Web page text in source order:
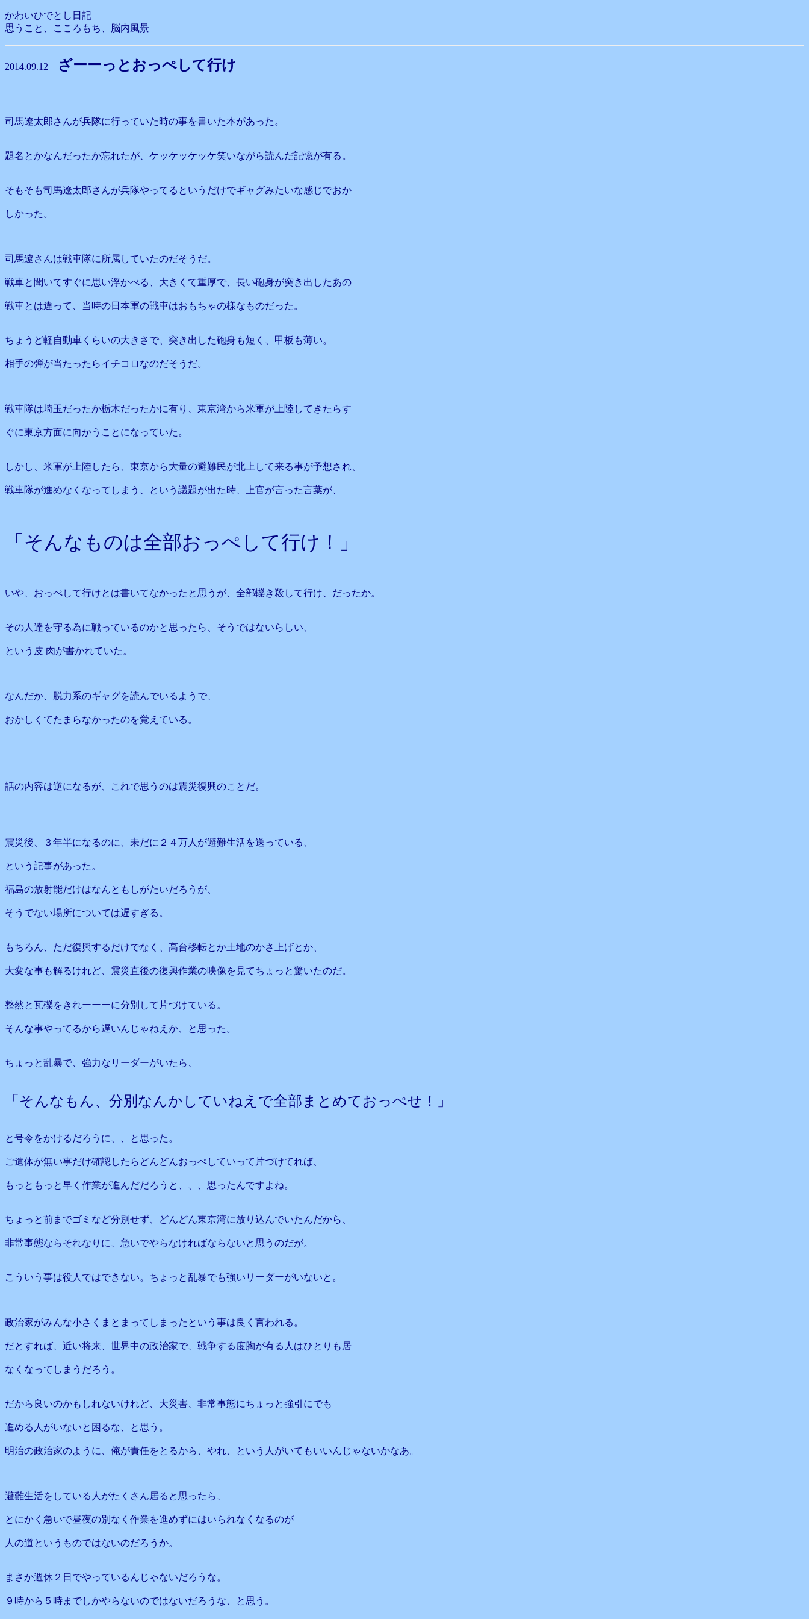
かわいひでとし日記
思うこと、こころもち、脳内風景
2014.09.12 ざーーっとおっぺして行け
司馬遼太郎さんが兵隊に行っていた時の事を書いた本があった。
題名とかなんだったか忘れたが、ケッケッケッケ笑いながら読んだ記憶が有る。
そもそも司馬遼太郎さんが兵隊やってるというだけでギャグみたいな感じでおか
しかった。
司馬遼さんは戦車隊に所属していたのだそうだ。
戦車と聞いてすぐに思い浮かべる、大きくて重厚で、長い砲身が突き出したあの
戦車とは違って、当時の日本軍の戦車はおもちゃの様なものだった。
ちょうど軽自動車くらいの大きさで、突き出した砲身も短く、甲板も薄い。
相手の弾が当たったらイチコロなのだそうだ。
戦車隊は埼玉だったか栃木だったかに有り、東京湾から米軍が上陸してきたらす
ぐに東京方面に向かうことになっていた。
しかし、米軍が上陸したら、東京から大量の避難民が北上して来る事が予想され、
戦車隊が進めなくなってしまう、という議題が出た時、上官が言った言葉が、
「そんなものは全部おっぺして行け！」
いや、おっぺして行けとは書いてなかったと思うが、全部轢き殺して行け、だったか。
その人達を守る為に戦っているのかと思ったら、そうではないらしい、
という皮 肉が書かれていた。
なんだか、脱力系のギャグを読んでいるようで、
おかしくてたまらなかったのを覚えている。
話の内容は逆になるが、これで思うのは震災復興のことだ。
震災後、３年半になるのに、未だに２４万人が避難生活を送っている、
という記事があった。
福島の放射能だけはなんともしがたいだろうが、
そうでない場所については遅すぎる。
もちろん、ただ復興するだけでなく、高台移転とか土地のかさ上げとか、
大変な事も解るけれど、震災直後の復興作業の映像を見てちょっと驚いたのだ。
整然と瓦礫をきれーーーに分別して片づけている。
そんな事やってるから遅いんじゃねえか、と思った。
ちょっと乱暴で、強力なリーダーがいたら、
「そんなもん、分別なんかしていねえで全部まとめておっぺせ！」
と号令をかけるだろうに、、と思った。
ご遺体が無い事だけ確認したらどんどんおっぺしていって片づけてれば、
もっともっと早く作業が進んだだろうと、、、思ったんですよね。
ちょっと前までゴミなど分別せず、どんどん東京湾に放り込んでいたんだから、
非常事態ならそれなりに、急いでやらなければならないと思うのだが。
こういう事は役人ではできない。ちょっと乱暴でも強いリーダーがいないと。
政治家がみんな小さくまとまってしまったという事は良く言われる。
だとすれば、近い将来、世界中の政治家で、戦争する度胸が有る人はひとりも居
なくなってしまうだろう。
だから良いのかもしれないけれど、大災害、非常事態にちょっと強引にでも
進める人がいないと困るな、と思う。
明治の政治家のように、俺が責任をとるから、やれ、という人がいてもいいんじゃないかなあ。
避難生活をしている人がたくさん居ると思ったら、
とにかく急いで昼夜の別なく作業を進めずにはいられなくなるのが
人の道というものではないのだろうか。
まさか週休２日でやっているんじゃないだろうな。
９時から５時までしかやらないのではないだろうな、と思う。